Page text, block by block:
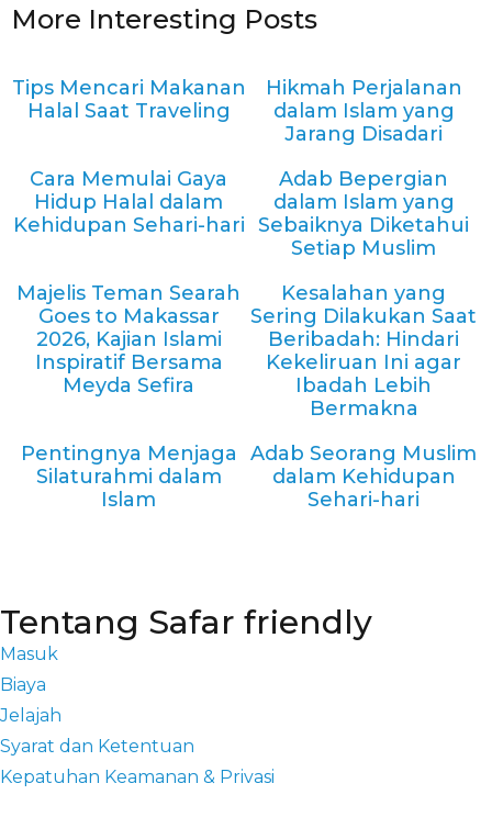
More Interesting Posts
Tips Mencari Makanan
Halal Saat Traveling
Hikmah Perjalanan
dalam Islam yang
Jarang Disadari
Cara Memulai Gaya
Hidup Halal dalam
Kehidupan Sehari-hari
Adab Bepergian
dalam Islam yang
Sebaiknya Diketahui
Setiap Muslim
Majelis Teman Searah
Goes to Makassar
2026, Kajian Islami
Inspiratif Bersama
Meyda Sefira
Kesalahan yang
Sering Dilakukan Saat
Beribadah: Hindari
Kekeliruan Ini agar
Ibadah Lebih
Bermakna
Pentingnya Menjaga
Silaturahmi dalam
Islam
Adab Seorang Muslim
dalam Kehidupan
Sehari-hari
Tentang Safar friendly
Masuk
Biaya
Jelajah
Syarat dan Ketentuan
Kepatuhan Keamanan & Privasi